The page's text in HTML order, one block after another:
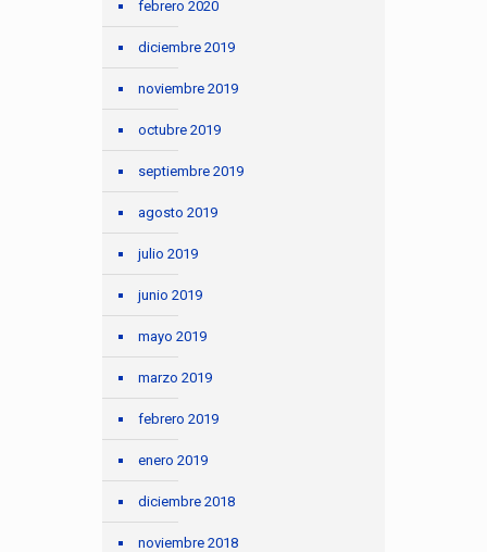
febrero 2020
diciembre 2019
noviembre 2019
octubre 2019
septiembre 2019
agosto 2019
julio 2019
junio 2019
mayo 2019
marzo 2019
febrero 2019
enero 2019
diciembre 2018
noviembre 2018